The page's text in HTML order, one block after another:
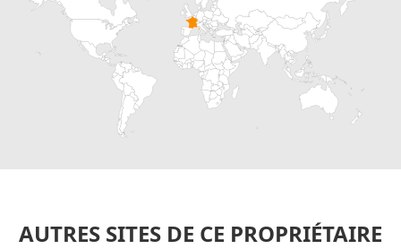
AUTRES SITES DE CE PROPRIÉTAIRE